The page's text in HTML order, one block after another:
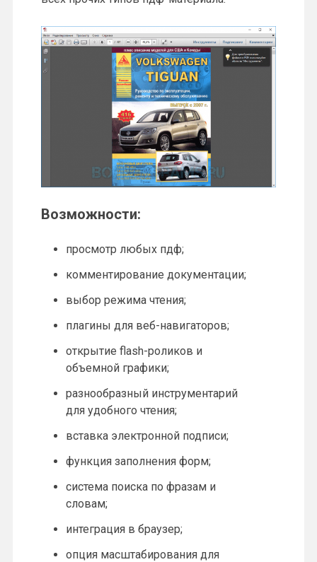
Возможности:
просмотр любых пдф;
комментирование документации;
выбор режима чтения;
плагины для веб-навигаторов;
открытие flash-роликов и
объемной графики;
разнообразный инструментарий
для удобного чтения;
вставка электронной подписи;
функция заполнения форм;
система поиска по фразам и
словам;
интеграция в браузер;
опция масштабирования для